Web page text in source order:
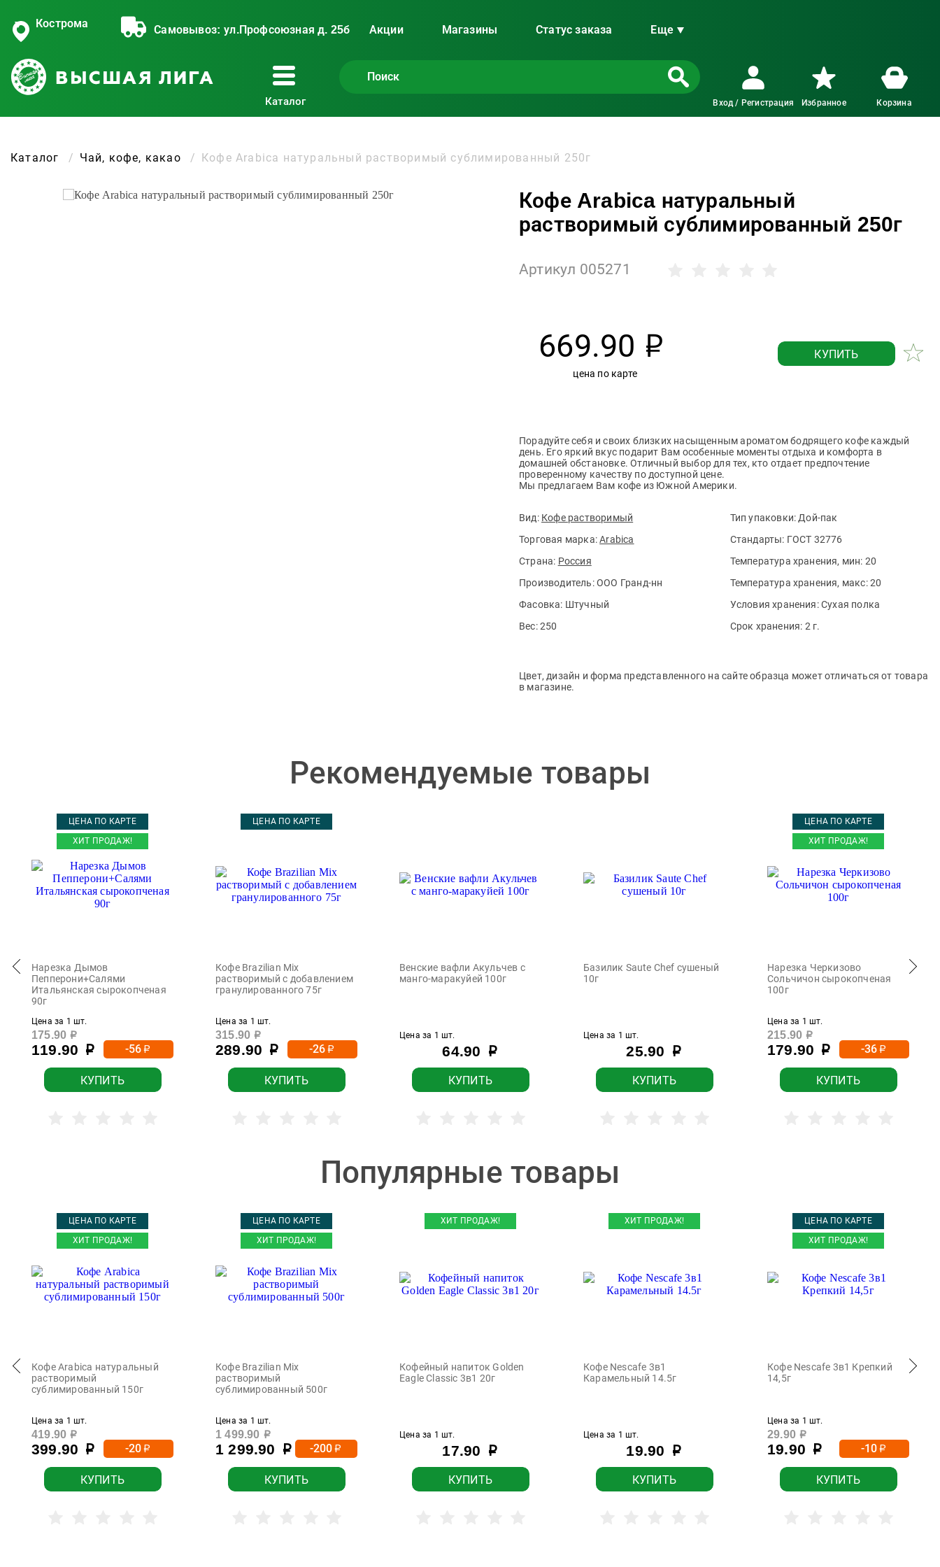
Кострома
Самовывоз: ул.Профсоюзная д. 25б Акции Магазины Статус заказа Еще
Каталог Вход / Регистрация Избранное Корзина
Каталог Чай, кофе, какао Кофе Arabica натуральный растворимый сублимированный 250г
Кофе Arabica натуральный
растворимый сублимированный 250г
Артикул 005271
669.90 р
цена по карте
КУПИТЬ
Порадуйте себя и своих близких насыщенным ароматом бодрящего кофе каждый
день. Его яркий вкус подарит Вам особенные моменты отдыха и комфорта в
домашней обстановке. Отличный выбор для тех, кто отдает предпочтение
проверенному качеству по доступной цене.
Мы предлагаем Вам кофе из Южной Америки.
Вид: Кофе растворимый
Торговая марка:Arabica
Страна: Россия
Производитель:ООО Гранд-нн
Фасовка: Штучный
Вес:250
Тип упаковки: Дой-пак
Стандарты: ГОСТ 32776
Температура хранения, мин: 20
Температура хранения, макс:20
Условия хранения:Сухая полка
Срок хранения: 2 г.
Цвет, дизайн и форма представленного на сайте образца может отличаться от товара
в магазине.
Рекомендуемые товары
ЦЕНА ПО КАРТЕ
ХИТ ПРОДАЖ!
Нарезка Дымов
Пепперони+Салями
Итальянская сырокопченая
90г
Цена за 1 шт.
175.90 р
119.90 р -56р
КУПИТЬ
ЦЕНА ПО КАРТЕ
Кофе Brazilian Mix
растворимый с добавлением
гранулированного 75г
Цена за 1 шт.
315.90 р
289.90 р -26р
КУПИТЬ
Венские вафли Акульчев с
манго-маракуйей 100г
Цена за 1 шт.
64.90 р
КУПИТЬ
Базилик Saute Chef сушеный
10г
Цена за 1 шт.
25.90 р
КУПИТЬ
ЦЕНА ПО КАРТЕ
ХИТ ПРОДАЖ!
Нарезка Черкизово
Сольчичон сырокопченая
100г
Цена за 1 шт.
215.90 р
179.90 р -36р
КУПИТЬ
Популярные товары
ЦЕНА ПО КАРТЕ
ХИТ ПРОДАЖ!
Кофе Arabica натуральный
растворимый
сублимированный 150г
Цена за 1 шт.
419.90 р
399.90 р -20р
КУПИТЬ
ЦЕНА ПО КАРТЕ
ХИТ ПРОДАЖ!
Кофе Brazilian Mix
растворимый
сублимированный 500г
Цена за 1 шт.
1 499.90 р
1 299.90 р -200р
КУПИТЬ
ХИТ ПРОДАЖ!
Кофейный напиток Golden
Eagle Classic 3в1 20г
Цена за 1 шт.
17.90 р
КУПИТЬ
ХИТ ПРОДАЖ!
Кофе Nescafe 3в1
Карамельный 14.5г
Цена за 1 шт.
19.90 р
КУПИТЬ
ЦЕНА ПО КАРТЕ
ХИТ ПРОДАЖ!
Кофе Nescafe 3в1 Крепкий
14,5г
Цена за 1 шт.
29.90 р
19.90 р -10р
КУПИТЬ